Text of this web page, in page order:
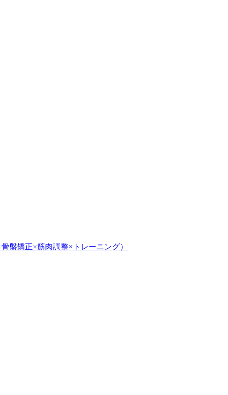
盤矯正×筋肉調整×トレーニング）